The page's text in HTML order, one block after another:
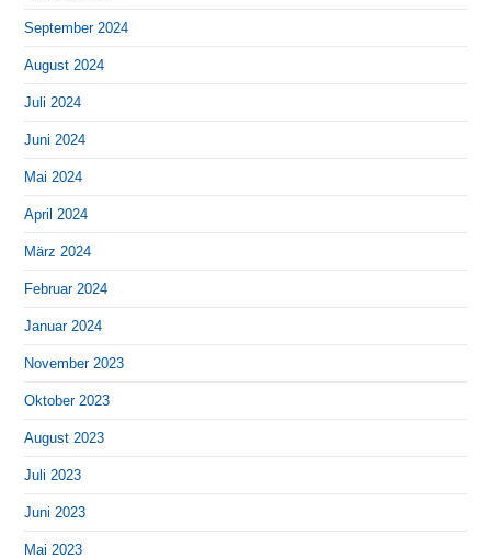
September 2024
August 2024
Juli 2024
Juni 2024
Mai 2024
April 2024
März 2024
Februar 2024
Januar 2024
November 2023
Oktober 2023
August 2023
Juli 2023
Juni 2023
Mai 2023